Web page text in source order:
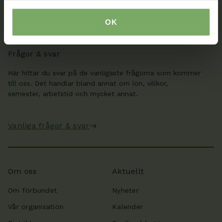
OK
Frågor & svar
Här hittar du svar på de vanligaste frågorna som kommer
till oss. Det handlar bland annat om lön, villkor,
semester, arbetstid och mycket annat.
Vanliga frågor & svar
Om oss
Om förbundet
Vår organisation
Aktuellt
Nyheter
Kalender